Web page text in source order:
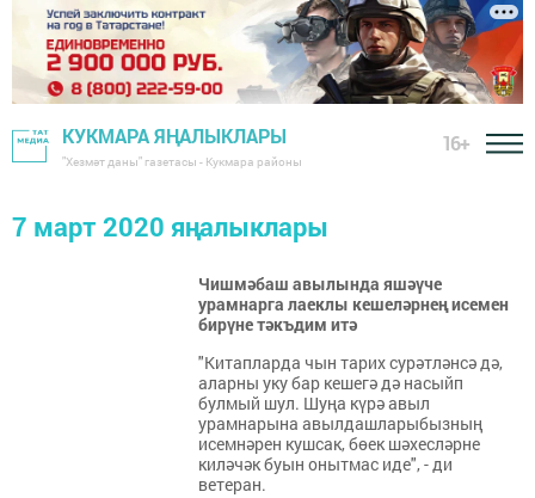
КУКМАРА ЯҢАЛЫКЛАРЫ
"Хезмәт даны" газетасы - Кукмара районы
16+
7 март 2020 яңалыклары
Чишмәбаш авылында яшәүче
урамнарга лаеклы кешеләрнең исемен
бирүне тәкъдим итә
"Китапларда чын тарих сурәтләнсә дә,
аларны уку бар кешегә дә насыйп
булмый шул. Шуңа күрә авыл
урамнарына авылдашларыбызның
исемнәрен кушсак, бөек шәхесләрне
киләчәк буын онытмас иде", - ди
ветеран.